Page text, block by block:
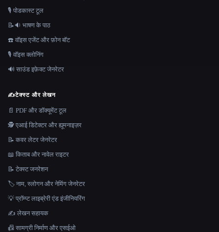
🎙️ पोडकास्ट टूल
📝🔉 भाषण के पाठ
☎️ वॉइस एजेंट और फ़ोन बॉट
🎙️ वॉइस क्लोनिंग
🔊 साउंड इफ़ेक्ट जेनरेटर
✍️टेक्स्ट और लेखन
📄 PDF और डॉक्यूमेंट टूल
🕵️ एआई डिटेक्टर और ह्यूमनाइज़र
📝 कवर लेटर जेनरेटर
📖 किताब और नावेल राइटर
📝 टेक्स्ट जनरेशन
🏷️ नाम, स्लोगन और नेमिंग जेनरेटर
💡 प्रॉम्प्ट लाइब्रेरी एंड इंजीनियरिंग
✍️ लेखन सहायक
📠 सामग्री निर्माण और एसईओ